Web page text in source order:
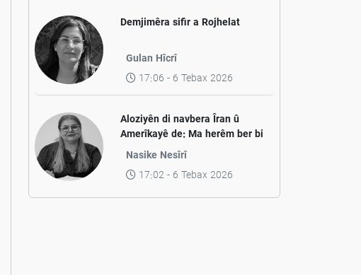
Demjimêra sifir a Rojhelat
Gulan Hîcrî
17:06 - 6 Tebax 2026
Aloziyên di navbera Îran û
Amerîkayê de: Ma herêm ber bi
aramiyê ve diçe yan jî ber bi
Nasike Nesîrî
17:02 - 6 Tebax 2026